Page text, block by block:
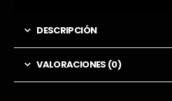
DESCRIPCIÓN
VALORACIONES (0)